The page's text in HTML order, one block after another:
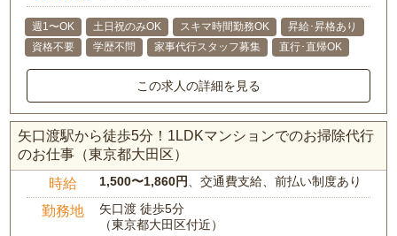
週1〜OK 土日祝のみOK スキマ時間勤務OK
昇給･昇格あり
資格不要
学歴不問 家事代行スタッフ募集 直行･直帰OK
この求人の詳細を見る
矢口渡駅から徒歩5分！1LDKマンションでのお掃除代行
のお仕事（東京都大田区）
時給 1,500〜1,860円 、交通費支給、前払い制度あり
勤務地
矢口渡 徒歩5分
（東京都大田区付近）